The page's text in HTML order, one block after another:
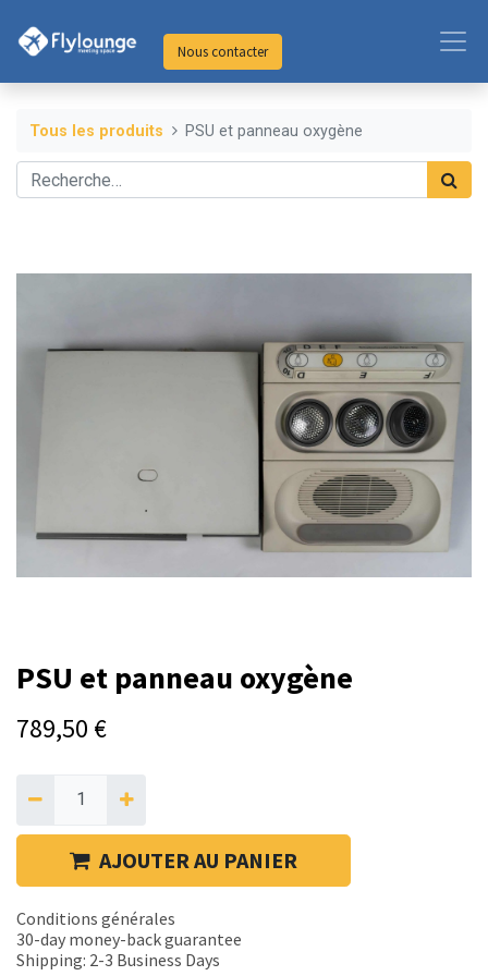
Nous contacter
Tous les produits PSU et panneau oxygène
PSU et panneau oxygène
789,50 €
AJOUTER AU PANIER
Conditions générales
30-day money-back guarantee
Shipping: 2-3 Business Days